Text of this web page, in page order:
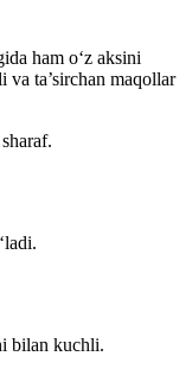
ham o‘z aksini
va ta’sirchan maqollar
bilan kuchli.